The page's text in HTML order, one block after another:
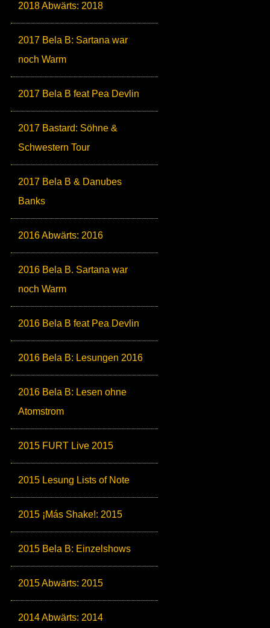
2018 Abwärts: 2018
2017 Bela B: Sartana war
noch Warm
2017 Bela B feat Pea Devlin
2017 Bastard: Söhne &
Schwestern Tour
2017 Bela B & Danubes
Banks
2016 Abwärts: 2016
2016 Bela B. Sartana war
noch Warm
2016 Bela B feat Pea Devlin
2016 Bela B: Lesungen 2016
2016 Bela B: Lesen ohne
Atomstrom
2015 FURT Live 2015
2015 Lesung Lists of Note
2015 ¡Más Shake!: 2015
2015 Bela B: Einzelshows
2015 Abwärts: 2015
2014 Abwärts: 2014